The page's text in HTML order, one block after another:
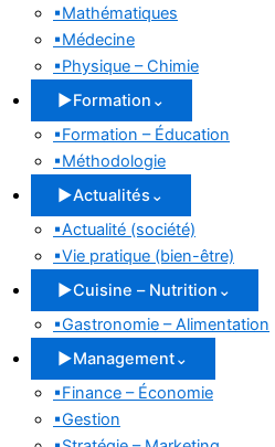
▪Mathématiques
▪Médecine
▪Physique – Chimie
▶Formation ⌄
▪Formation – Éducation
▪Méthodologie
▶Actualités ⌄
▪Actualité (société)
▪Vie pratique (bien-être)
▶Cuisine – Nutrition ⌄
▪Gastronomie – Alimentation
▶Management⌄
▪Finance – Économie
▪Gestion